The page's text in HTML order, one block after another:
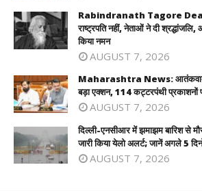
Rabindranath Tagore
राष्ट्रपति नहीं, नेताओं ने दी
किया नमन
AUGUST 7, 2026
Maharashtra News: आतंकवाद
बड़ा एक्शन, 114 कट्टरपंथी प्रकाशनों
AUGUST 7, 2026
दिल्ली-एनसीआर में झमाझम बारिश से
जारी किया येलो अलर्ट; जानें अगले 5
AUGUST 7, 2026